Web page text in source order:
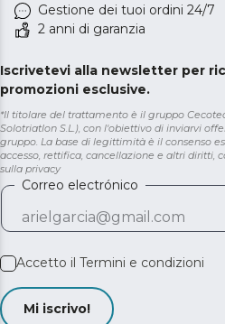
Gestione dei tuoi ordini 24/7
2 anni di garanzia
Iscrivetevi alla newsletter per
promozioni esclusive.
*Il titolare del trattamento è il gruppo
Solotriatlon S.L.), con l'obiettivo di inviarvi
gruppo. La base di legittimità è il consenso
accesso, rettifica, cancellazione e altri diritti,
sulla privacy
Correo electrónico
Accetto il Termini e condizioni
Mi iscrivo!